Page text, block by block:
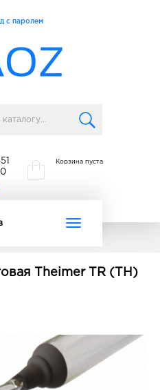
с паролем
Корзина пуста
Toggle
Theimer TR (TH)